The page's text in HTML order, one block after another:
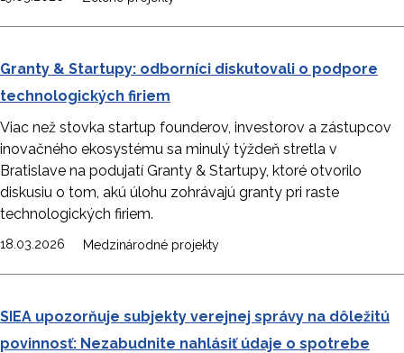
Granty & Startupy: odborníci diskutovali o podpore
technologických firiem
Viac než stovka startup founderov, investorov a zástupcov
inovačného ekosystému sa minulý týždeň stretla v
Bratislave na podujatí Granty & Startupy, ktoré otvorilo
diskusiu o tom, akú úlohu zohrávajú granty pri raste
technologických firiem.
18.03.2026 Medzinárodné projekty
SIEA upozorňuje subjekty verejnej správy na dôležitú
povinnosť: Nezabudnite nahlásiť údaje o spotrebe